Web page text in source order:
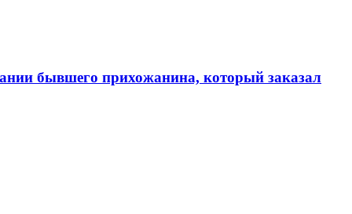
бывшего прихожанина, который заказал